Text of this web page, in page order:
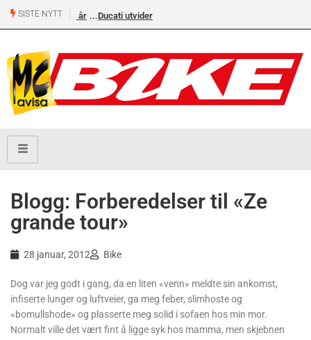
SISTE NYTT
Ducati utvider forhandlernettet med AllSuperMoto i Stavanger og MCO
Vollebekk i Oslo
Blogg: Forberedelser til «Ze
grande tour»
Dog var jeg godt i gang, da en liten «venn» meldte sin ankomst,
infiserte lunger og luftveier, ga meg feber, slimhoste og
«bomullshode» og plasserte meg solid i sofaen hos min mor.